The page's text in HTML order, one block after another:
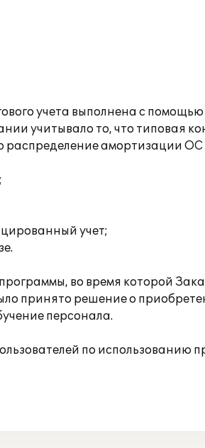
учета выполнена с
учитывало то, что типовая
распределение амортизации
учет;
во время которой
принято решение о
персонала.
по использованию